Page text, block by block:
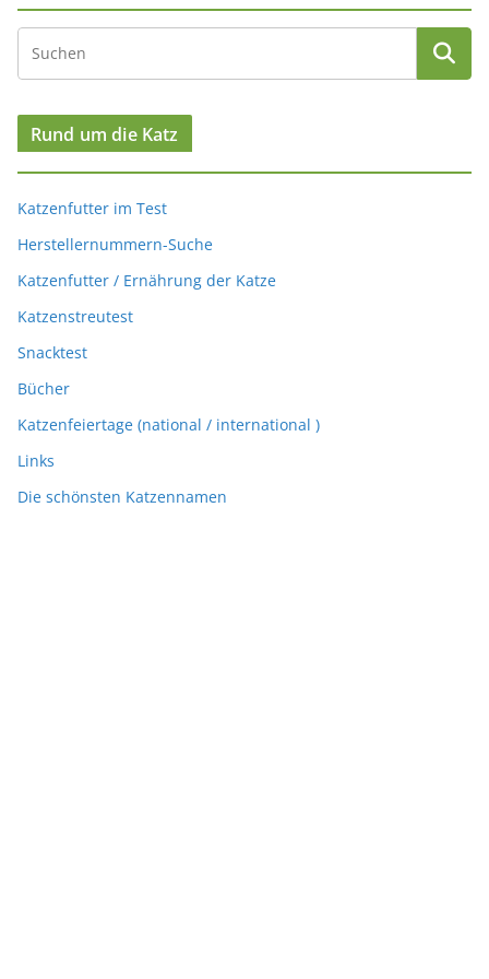
Rund um die Katz
Katzenfutter im Test
Herstellernummern-Suche
Katzenfutter / Ernährung der Katze
Katzenstreutest
Snacktest
Bücher
Katzenfeiertage (national / international )
Links
Die schönsten Katzennamen